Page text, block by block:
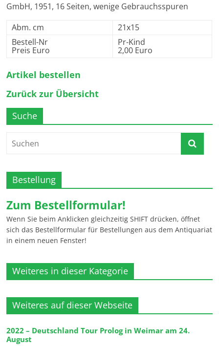
GmbH, 1951, 16 Seiten, wenige Gebrauchsspuren
Abm. cm
21x15
Bestell-Nr
Preis Euro
Pr-Kind
2,00 Euro
Artikel bestellen
Zurück zur Übersicht
Suche
Bestellung
Zum Bestellformular!
Wenn Sie beim Anklicken gleichzeitig SHIFT drücken, öffnet
sich das Bestellformular für Bestellungen aus dem Antiquariat
in einem neuen Fenster!
Weiteres in dieser Kategorie
Weiteres auf dieser Webseite
2022 – Deutschland Tour Prolog in Weimar am 24.
August